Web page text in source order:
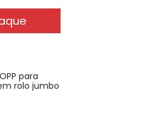
para
rolo jumbo